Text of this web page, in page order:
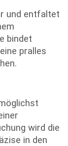
und entfaltet
bindet
pralles
wird die
in den